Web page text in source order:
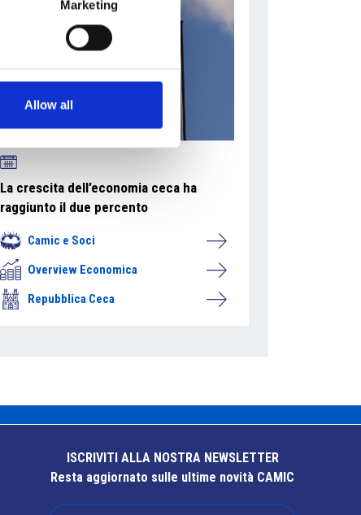
Marketing
Allow all
La crescita dell’economia ceca ha
raggiunto il due percento
Camic e Soci
Overview Economica
Repubblica Ceca
ISCRIVITI ALLA NOSTRA NEWSLETTER
Resta aggiornato sulle ultime novità CAMIC